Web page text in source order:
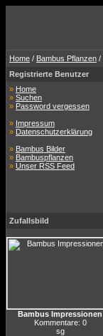
Home / Bambus Pflanzen /
Registrierte Benutzer
» Home
» Suchen
» Password vergessen
» Impressum
» Datenschutzerklärung
» Bambus Bilder
» Bambuspflanzen
» Unser RSS Feed
Zufallsbild
Bambus Impressionen
Kommentare: 0
sg